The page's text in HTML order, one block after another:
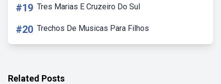
#19 Tres Marias E Cruzeiro Do Sul
#20 Trechos De Musicas Para Filhos
Related Posts